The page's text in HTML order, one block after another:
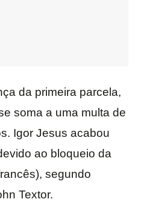
da primeira parcela,
soma a uma multa de
Igor Jesus acabou
ao bloqueio da
segundo
Textor.